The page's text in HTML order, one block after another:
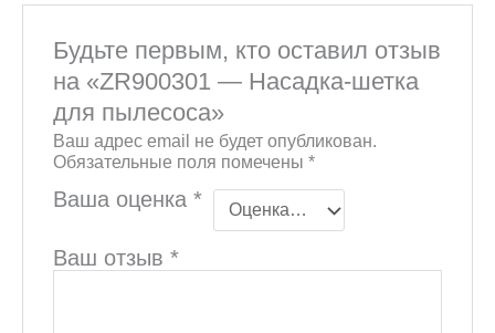
Будьте первым, кто оставил отзыв
на «ZR900301 — Насадка-шетка
для пылесоса»
Ваш адрес email не будет опубликован.
Обязательные поля помечены*
Ваша оценка*
Ваш отзыв*